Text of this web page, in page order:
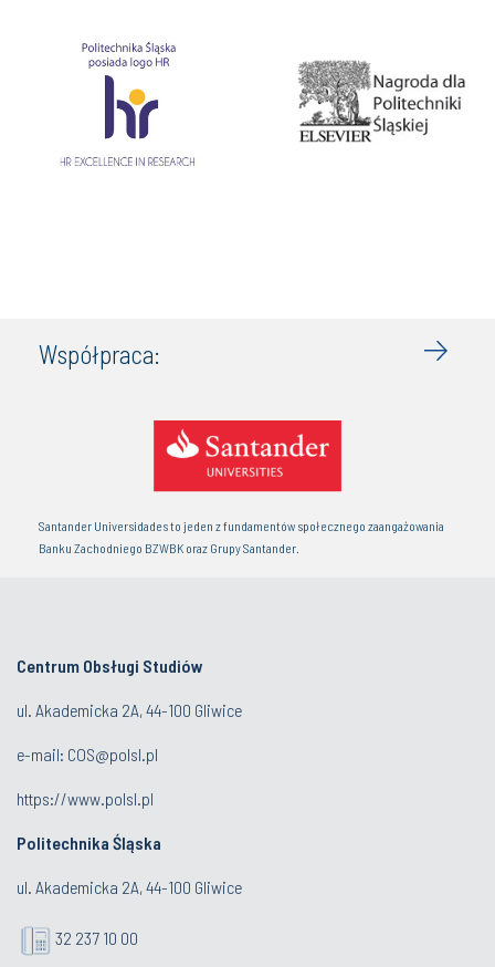
Współpraca:
Santander Universidades to jeden z fundamentów społecznego zaangażowania
Banku Zachodniego BZWBK oraz Grupy Santander.
Centrum Obsługi Studiów
ul. Akademicka 2A, 44-100 Gliwice
e-mail: COS@polsl.pl
https://www.polsl.pl
Politechnika Śląska
ul. Akademicka 2A, 44-100 Gliwice
32 237 10 00